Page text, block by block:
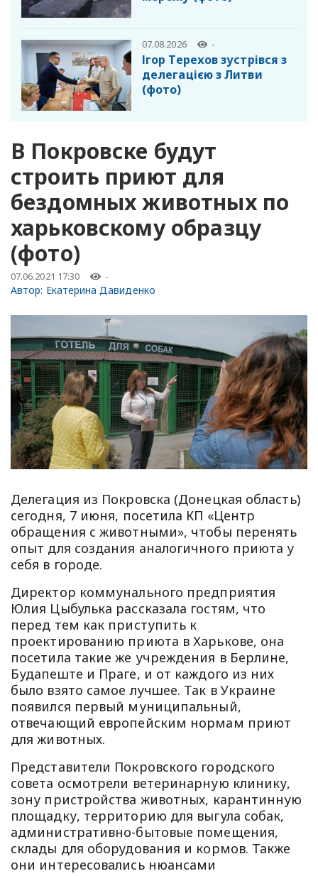
07.08.2026 -
Ігор Терехов зустрівся з
делегацією з Литви
(фото)
В Покровске будут
строить приют для
бездомных животных по
харьковскому образцу
(фото)
07.06.2021 17:30 -
Автор: Екатерина Давиденко
Делегация из Покровска (Донецкая область)
сегодня, 7 июня, посетила КП «Центр
обращения с животными», чтобы перенять
опыт для создания аналогичного приюта у
себя в городе.
Директор коммунального предприятия
Юлия Цыбулька рассказала гостям, что
перед тем как приступить к
проектированию приюта в Харькове, она
посетила такие же учреждения в Берлине,
Будапеште и Праге, и от каждого из них
было взято самое лучшее. Так в Украине
появился первый муниципальный,
отвечающий европейским нормам приют
для животных.
Представители Покровского городского
совета осмотрели ветеринарную клинику,
зону пристройства животных, карантинную
площадку, территорию для выгула собак,
административно-бытовые помещения,
склады для оборудования и кормов. Также
они интересовались нюансами